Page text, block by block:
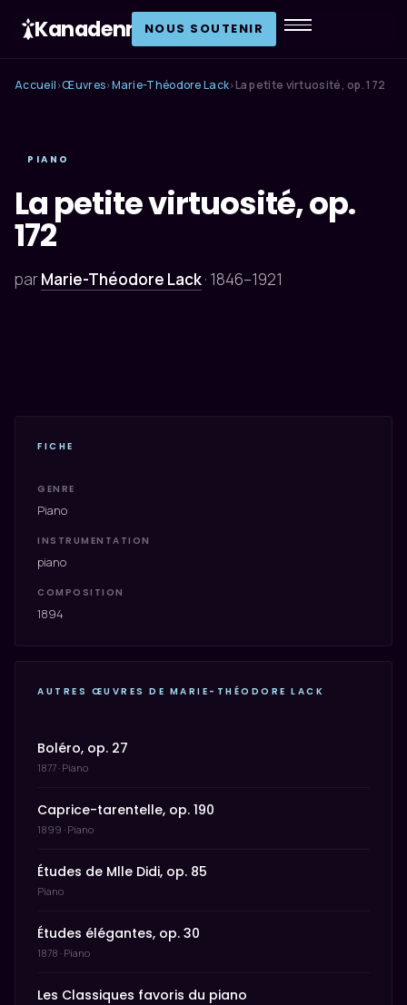
Kanadenn NOUS SOUTENIR
Accueil ›Œuvres›Marie-Théodore Lack›La petite virtuosité, op. 172
PIANO
La petite virtuosité, op.
172
parMarie-Théodore Lack· 1846–1921
FICHE
GENRE
Piano
INSTRUMENTATION
piano
COMPOSITION
1894
AUTRES ŒUVRES DE MARIE-THÉODORE LACK
Boléro, op. 27
1877 · Piano
Caprice-tarentelle, op. 190
1899 · Piano
Études de Mlle Didi, op. 85
Piano
Études élégantes, op. 30
1878 · Piano
Les Classiques favoris du piano